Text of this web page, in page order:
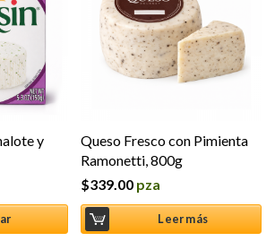
y
Queso Fresco con Pimienta
Ramonetti, 800g
$339.00 pza
Leer más